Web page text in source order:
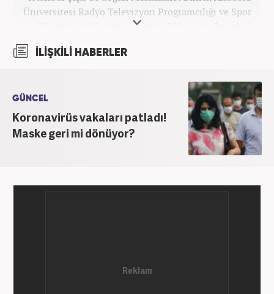
Üniversitesi Radyo Televizyon Programcılığı ve Spor
Yönetimi bölümlerini bitirdi. Eğitimine, İstanbul
etmektedir. Gazeteciliğe 2012 yılında yerel haber
Magazin alanlarında editör-muhabirlik yaptı. 2016
yılında Yeni Akit Gazetesi'nde bir yıl muhabirlik
yaptıktan sonra, 2020 Eylül itibariyle Haber7'de
'Gündem Editörü' olarak görevine devam
etmektedir.
İLİŞKİLİ HABERLER
GÜNCEL
Koronavirüs vakaları patladı!
Maske geri mi dönüyor?